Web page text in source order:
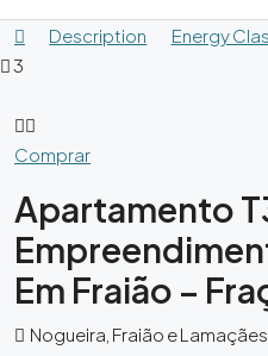
Description Energy
3
Comprar
Apartamento
Em Fraião –
Nogueira, Fraião e